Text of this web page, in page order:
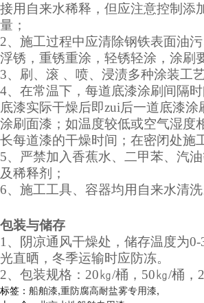
接用自来水稀释，但应注意控制添
量；
2、施工过程中应清除钢铁表面油
浮锈，重锈重涂，轻锈轻涂，涂刷
3、刷、滚 、喷、浸渍多种涂装工
4、在常温下，每道底漆涂刷间隔时
底漆实际干燥后即zui后一道底漆涂
涂刷面漆；如温度较低或空气湿度
长每道漆的干燥时间；在密闭处施
5、严禁加入香蕉水、二甲苯、汽
及稀释剂；
6、施工工具、容器均用自来水清洗
包装与储存
1、阴凉通风干燥处，储存温度为
光直晒，冬季运输时应防冻。
2、包装规格：20㎏/桶，50㎏/桶，
标签： 船舶漆,重防腐高耐盐雾专用漆,